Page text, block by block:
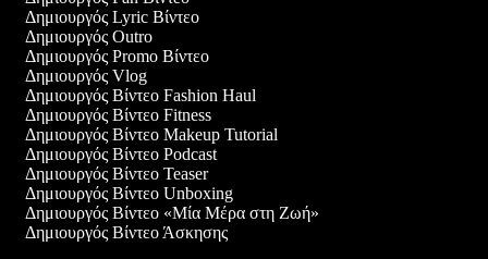
Δημιουργός Lyric Βίντεο
Δημιουργός Outro
Δημιουργός Promo Βίντεο
Δημιουργός Vlog
Δημιουργός Βίντεο Fashion Haul
Δημιουργός Βίντεο Fitness
Δημιουργός Βίντεο Makeup Tutorial
Δημιουργός Βίντεο Podcast
Δημιουργός Βίντεο Teaser
Δημιουργός Βίντεο Unboxing
Δημιουργός Βίντεο «Μία Μέρα στη Ζωή»
Δημιουργός Βίντεο Άσκησης